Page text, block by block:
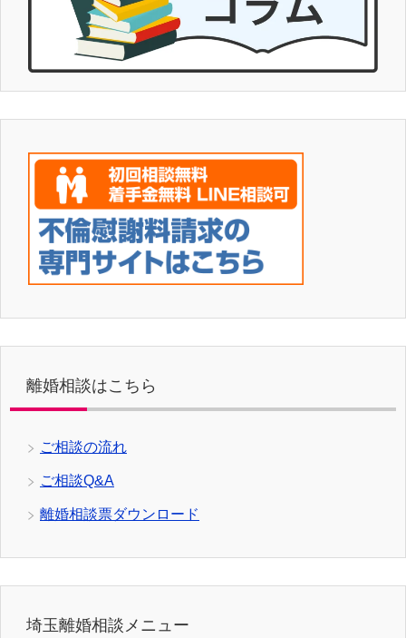
離婚相談はこちら
ご相談の流れ
ご相談Q&A
離婚相談票ダウンロード
埼玉離婚相談メニュー